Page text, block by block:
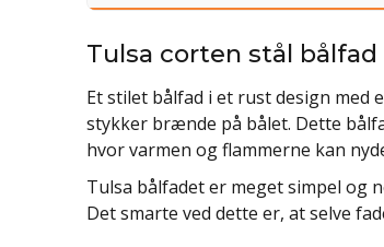
Tulsa corten stål bålfad
Et stilet bålfad i et rust design med
stykker brænde på bålet. Dette
hvor varmen og flammerne kan
Tulsa bålfadet er meget simpel og
Det smarte ved dette er, at selve